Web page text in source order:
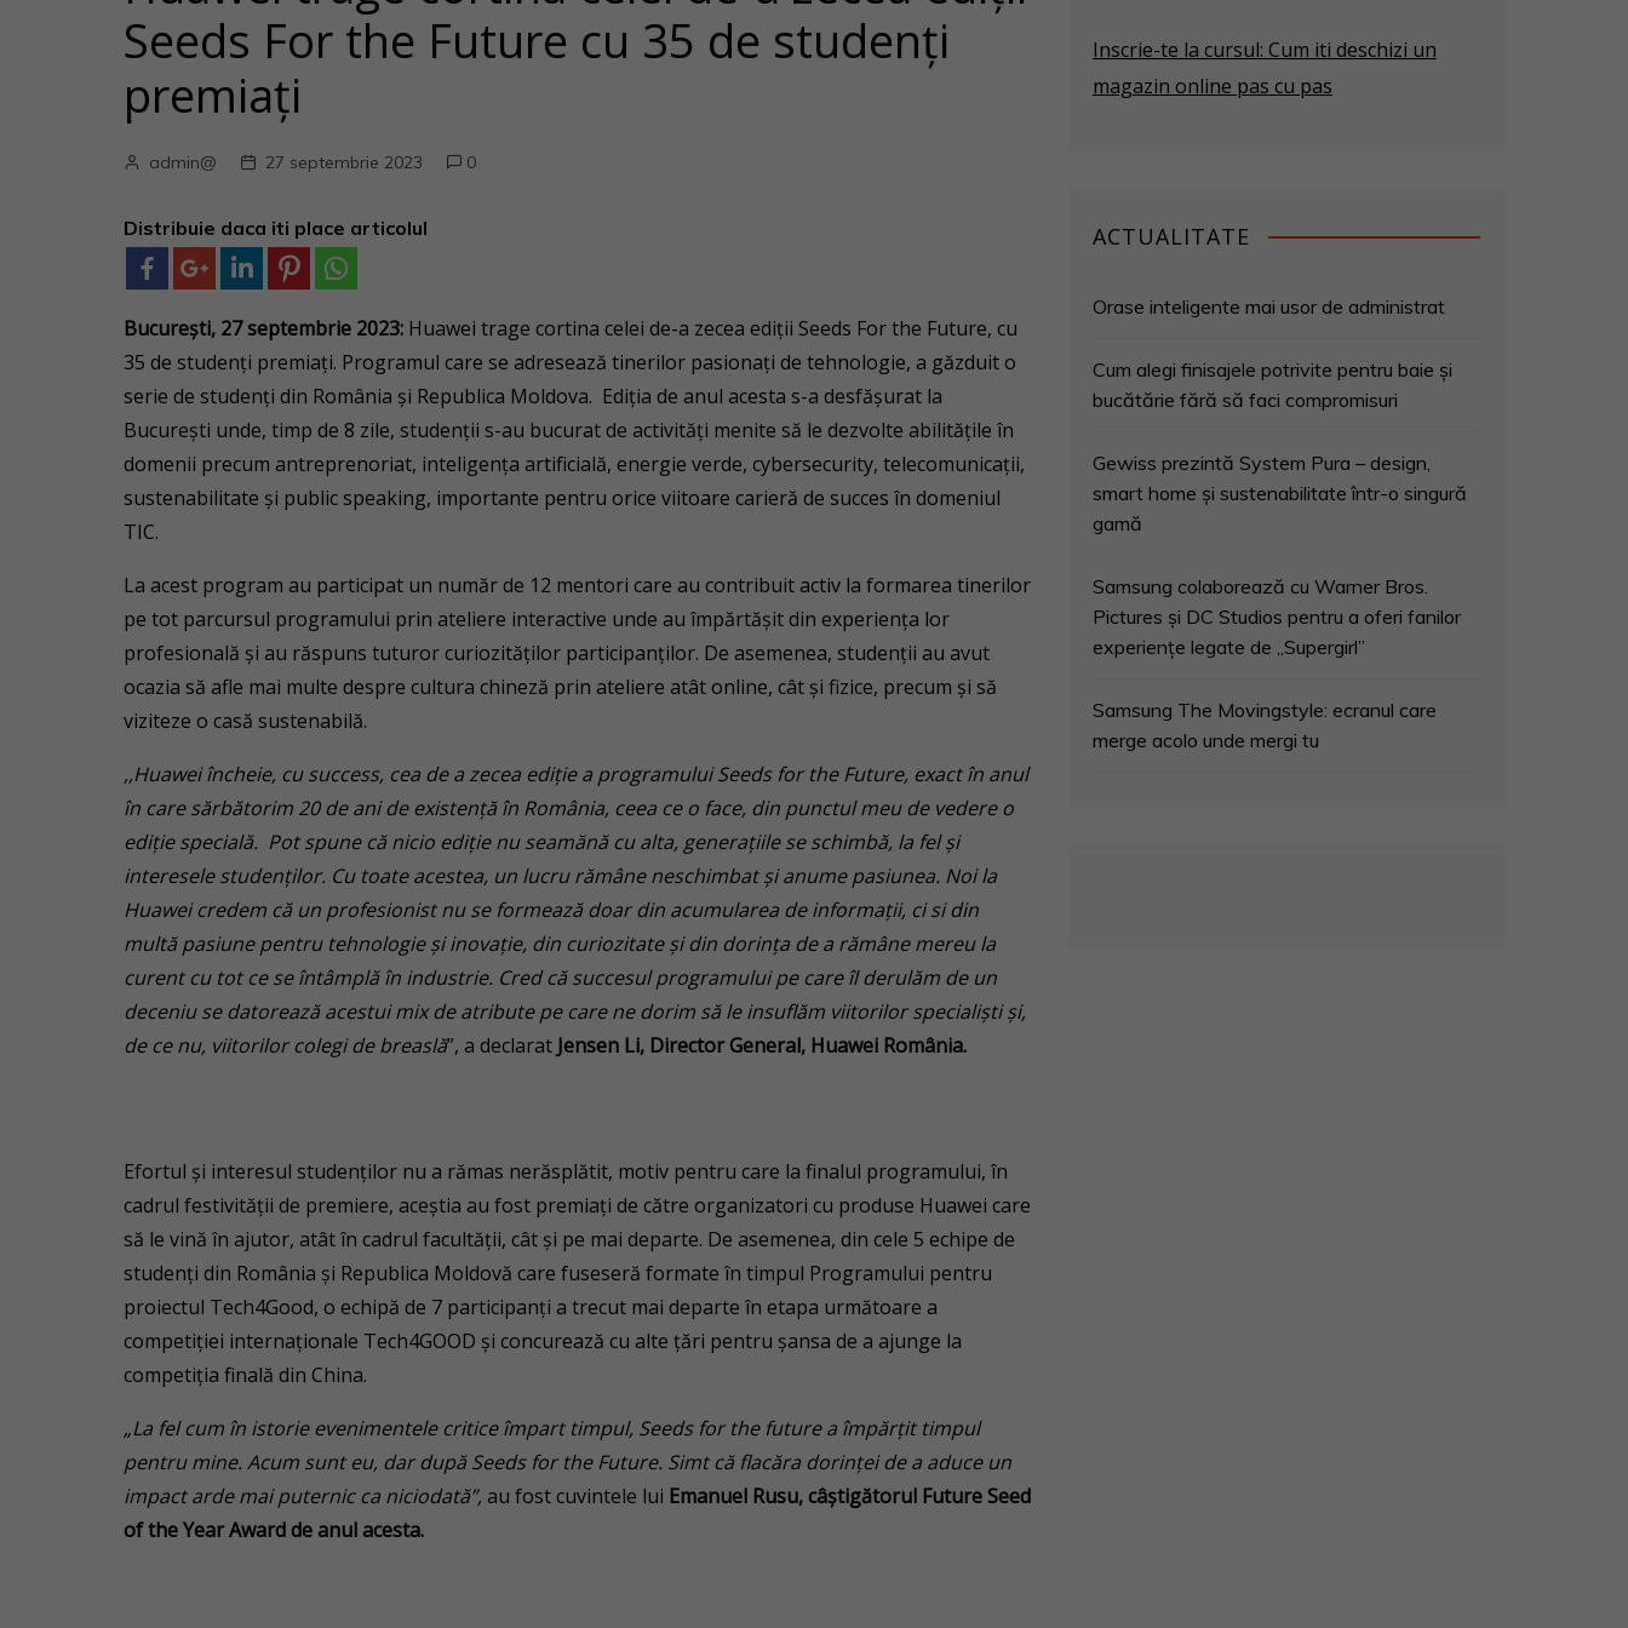
Seeds For the Future cu 35 de studenți
premiați
admin@ 27 septembrie 2023 0
Distribuie daca iti place articolul
București, 27 septembrie 2023: Huawei trage cortina celei de-a zecea ediții Seeds For the Future, cu
35 de studenți premiați. Programul care se adresează tinerilor pasionați de tehnologie, a găzduit o
serie de studenți din România și Republica Moldova. Ediția de anul acesta s-a desfășurat la
București unde, timp de 8 zile, studenții s-au bucurat de activități menite să le dezvolte abilitățile în
domenii precum antreprenoriat, inteligența artificială, energie verde, cybersecurity, telecomunicații,
sustenabilitate și public speaking, importante pentru orice viitoare carieră de succes în domeniul
TIC.
La acest program au participat un număr de 12 mentori care au contribuit activ la formarea tinerilor
pe tot parcursul programului prin ateliere interactive unde au împărtășit din experiența lor
profesională și au răspuns tuturor curiozităților participanților. De asemenea, studenții au avut
ocazia să afle mai multe despre cultura chineză prin ateliere atât online, cât și fizice, precum și să
viziteze o casă sustenabilă.
,,Huawei încheie, cu success, cea de a zecea ediție a programului Seeds for the Future, exact în anul
în care sărbătorim 20 de ani de existență în România, ceea ce o face, din punctul meu de vedere o
ediție specială. Pot spune că nicio ediție nu seamănă cu alta, generațiile se schimbă, la fel și
interesele studenților. Cu toate acestea, un lucru rămâne neschimbat și anume pasiunea. Noi la
Huawei credem că un profesionist nu se formează doar din acumularea de informații, ci si din
multă pasiune pentru tehnologie și inovație, din curiozitate și din dorința de a rămâne mereu la
curent cu tot ce se întâmplă în industrie. Cred că succesul programului pe care îl derulăm de un
deceniu se datorează acestui mix de atribute pe care ne dorim să le insuflăm viitorilor specialiști și,
de ce nu, viitorilor colegi de breaslă”, a declarat Jensen Li, Director General, Huawei România.
Efortul și interesul studenților nu a rămas nerăsplătit, motiv pentru care la finalul programului, în
cadrul festivității de premiere, aceștia au fost premiați de către organizatori cu produse Huawei care
să le vină în ajutor, atât în cadrul facultății, cât și pe mai departe. De asemenea, din cele 5 echipe de
studenți din România și Republica Moldovă care fuseseră formate în timpul Programului pentru
proiectul Tech4Good, o echipă de 7 participanți a trecut mai departe în etapa următoare a
competiției internaționale Tech4GOOD și concurează cu alte țări pentru șansa de a ajunge la
competiția finală din China.
„La fel cum în istorie evenimentele critice împart timpul, Seeds for the future a împărțit timpul
pentru mine. Acum sunt eu, dar după Seeds for the Future. Simt că flacăra dorinței de a aduce un
impact arde mai puternic ca niciodată”, au fost cuvintele lui Emanuel Rusu, câștigătorul Future Seed
of the Year Award de anul acesta.
Inscrie-te la cursul: Cum iti deschizi un
magazin online pas cu pas
ACTUALITATE
Orase inteligente mai usor de administrat
Cum alegi finisajele potrivite pentru baie și
bucătărie fără să faci compromisuri
Gewiss prezintă System Pura – design,
smart home și sustenabilitate într-o singură
gamă
Samsung colaborează cu Warner Bros.
Pictures și DC Studios pentru a oferi fanilor
experiențe legate de „Supergirl”
Samsung The Movingstyle: ecranul care
merge acolo unde mergi tu